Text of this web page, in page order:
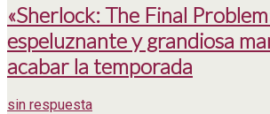
«Sherlock: The Final
espeluznante y grandiosa
acabar la temporada
sin respuesta